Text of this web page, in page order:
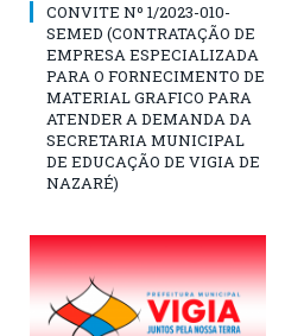
CONVITE Nº 1/2023-010-
SEMED (CONTRATAÇÃO DE
EMPRESA ESPECIALIZADA
PARA O FORNECIMENTO DE
MATERIAL GRAFICO PARA
ATENDER A DEMANDA DA
SECRETARIA MUNICIPAL
DE EDUCAÇÃO DE VIGIA DE
NAZARÉ)